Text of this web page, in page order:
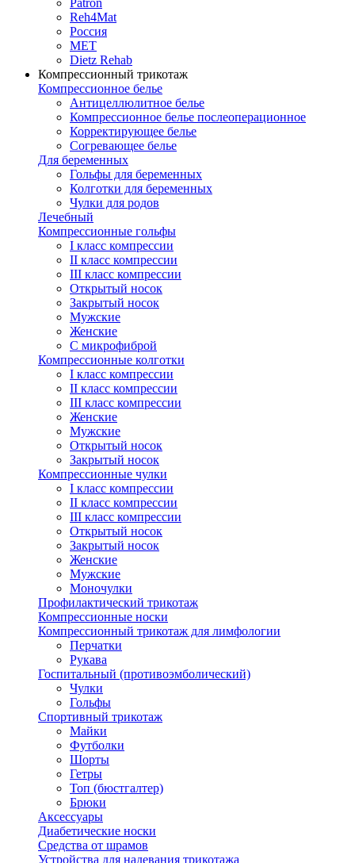
Patron
Reh4Mat
Россия
МЕТ
Dietz Rehab
Компрессионный трикотаж
Компрессионное белье
Антицеллюлитное белье
Компрессионное белье послеоперационное
Корректирующее белье
Согревающее белье
Для беременных
Гольфы для беременных
Колготки для беременных
Чулки для родов
Лечебный
Компрессионные гольфы
I класс компрессии
II класс компрессии
III класс компрессии
Открытый носок
Закрытый носок
Мужские
Женские
С микрофиброй
Компрессионные колготки
I класс компрессии
II класс компрессии
III класс компрессии
Женские
Мужские
Открытый носок
Закрытый носок
Компрессионные чулки
I класс компрессии
II класс компрессии
III класс компрессии
Открытый носок
Закрытый носок
Женские
Мужские
Моночулки
Профилактический трикотаж
Компрессионные носки
Компрессионный трикотаж для лимфологии
Перчатки
Рукава
Госпитальный (противоэмболический)
Чулки
Гольфы
Спортивный трикотаж
Майки
Футболки
Шорты
Гетры
Топ (бюстгалтер)
Брюки
Аксессуары
Диабетические носки
Средства от шрамов
Устройства для надевания трикотажа